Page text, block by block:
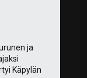
ja
Käpylän